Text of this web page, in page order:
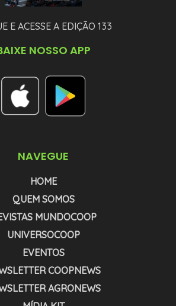
E ACESSE A EDIÇÃO 133
NOSSO APP
NAVEGUE
HOME
QUEM SOMOS
MUNDOCOOP
UNIVERSOCOOP
EVENTOS
COOPNEWS
AGRONEWS